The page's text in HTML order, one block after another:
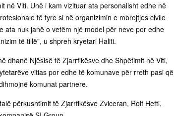
në Viti. Unë i kam vizituar ata personalisht edhe në
të tyre si në organizimin e mbrojtjes civile
ata nuk janë o vetëm një model për neve por edhe
të tillë”, u shpreh kryetari Haliti.
dhanë Njësisë të Zjarrfikësve dhe Shpëtimit në Viti,
vitias por edhe të komunave për rreth pasi që
komunat partnere.
përkushtimit të Zjarrfikësve Zviceran, Rolf Hefti,